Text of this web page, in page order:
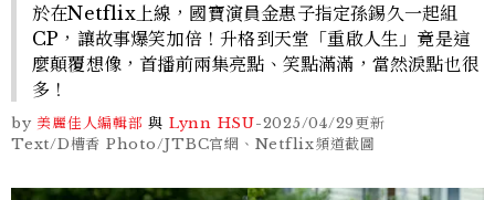
於在Netflix上線，國寶演員金惠子指定孫錫久一起組
CP，讓故事爆笑加倍！升格到天堂「重啟人生」竟是這
麼顛覆想像，首播前兩集亮點、笑點滿滿，當然淚點也很
多！
by 美麗佳人編輯部 與 Lynn HSU-2025/04/29更新
Text/D槽香 Photo/JTBC官網、Netflix頻道截圖